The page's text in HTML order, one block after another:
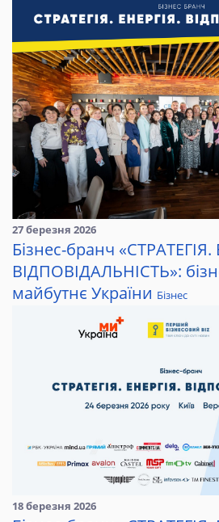
27 березня 2026
Бізнес-бранч «СТРАТЕГІЯ.
ВІДПОВІДАЛЬНІСТЬ»:
майбутнє України Бізнес
18 березня 2026